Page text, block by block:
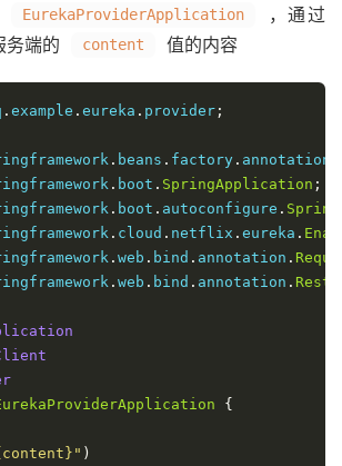
EurekaProviderApplication ，通过
务端的 content 值的内容
. example . eureka . provider ;
. beans . factory . annotation
. boot . SpringApplication ;
. boot . autoconfigure .
. cloud . netflix . eureka .
. web . bind . annotation .
. web . bind . annotation .
{
)